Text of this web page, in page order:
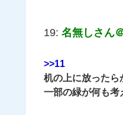
19: 名無しさん
>>11
机の上に放ったら
一部の緑が何も考